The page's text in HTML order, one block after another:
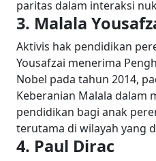
paritas dalam interaksi
3. Malala
Aktivis hak pendidikan
Yousafzai menerima
Nobel pada tahun 2014,
Keberanian Malala dalam
pendidikan bagi anak
terutama di wilayah yang
4. Paul Dirac